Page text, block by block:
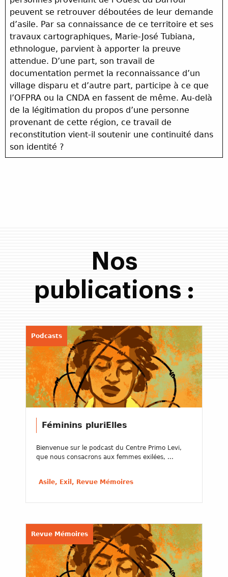
peuvent se retrouver déboutées de leur demande
d’asile. Par sa connaissance de ce territoire et ses
travaux cartographiques, Marie-José Tubiana,
ethnologue, parvient à apporter la preuve
attendue. D’une part, son travail de
documentation permet la reconnaissance d’un
village disparu et d’autre part, participe à ce que
l’OFPRA ou la CNDA en fassent de même. Au-delà
de la légitimation du propos d’une personne
provenant de cette région, ce travail de
reconstitution vient-il soutenir une continuité dans
son identité ?
Nos
publications :
Podcasts
Féminins pluriElles
Bienvenue sur le podcast du Centre Primo Levi,
que nous consacrons aux femmes exilées, ...
Asile, Exil, Revue Mémoires
Revue Mémoires